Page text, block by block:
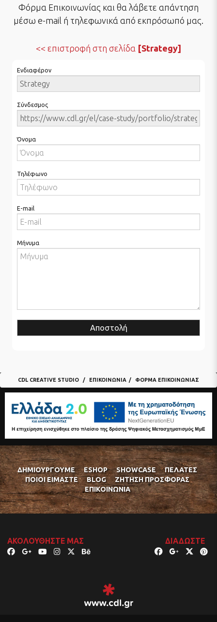
Φόρμα Επικοινωνίας και θα λάβετε απάντηση
μέσω e-mail ή τηλεφωνικά από εκπρόσωπό μας.
επιστροφή στη σελίδα [Strategy]
Ενδιαφέρον
Σύνδεσμος
Όνομα
Τηλέφωνο
E-mail
Μήνυμα
Αποστολή
CDL CREATIVE STUDIO ΕΠΙΚΟΙΝΩΝΊΑ ΦΌΡΜΑ ΕΠΙΚΟΙΝΩΝΊΑΣ
ΔΗΜΙΟΥΡΓΟΎΜΕ ESHOP SHOWCASE
ΠΕΛΆΤΕΣ
ΠΟΙΟΊ ΕΊΜΑΣΤΕ
BLOG
ΖΉΤΗΣΗ ΠΡΟΣΦΟΡΆΣ
ΕΠΙΚΟΙΝΩΝΊΑ
ΑΚΟΛΟΥΘΉΣΤΕ ΜΑΣ ΔΙΑΔΏΣΤΕ